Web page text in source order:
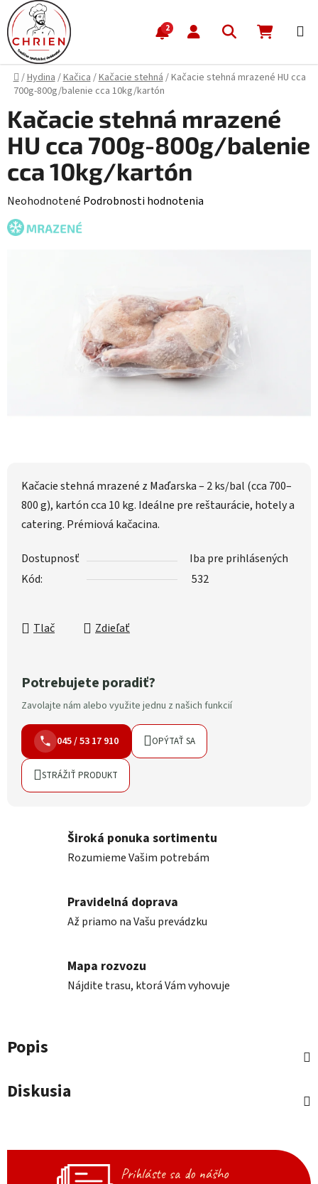
Prejsť na obsah
2 Hľadať
Domov
/Hydina/Kačica/Kačacie stehná/Kačacie stehná mrazené HU cca
700g-800g/balenie cca 10kg/kartón
Kačacie stehná mrazené z Maďarska – 2 ks/bal (cca 700–
800 g), kartón cca 10 kg. Ideálne pre reštaurácie, hotely a
catering. Prémiová kačacina.
Dostupnosť
Iba pre prihlásených
Kód:
532
Tlač Zdieľať
Potrebujete poradiť?
Zavolajte nám alebo využite jednu z našich funkcií
045 / 53 17 910 OPÝTAŤ SA
STRÁŽIŤ PRODUKT
Kačacie stehná mrazené
HU cca 700g-800g/balenie
cca 10kg/kartón
Priemerné hodnotenie produktu je 0,0 z 5 hviezdičiek.
Neohodnotené Podrobnosti hodnotenia
MRAZENÉ
Široká ponuka sortimentu
Rozumieme Vašim potrebám
Pravidelná doprava
Až priamo na Vašu prevádzku
Mapa rozvozu
Nájdite trasu, ktorá Vám vyhovuje
Popis
Diskusia
Prihláste sa do nášho